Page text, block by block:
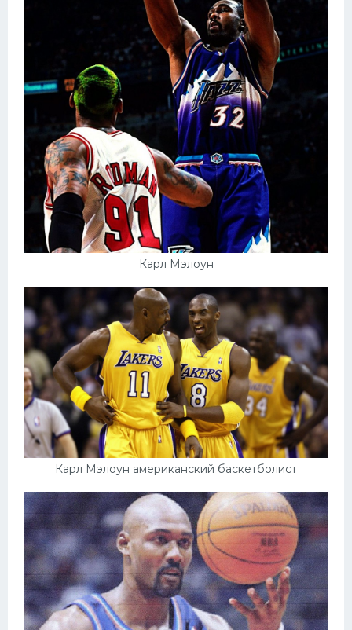
Карл Мэлоун
Карл Мэлоун американский баскетболист